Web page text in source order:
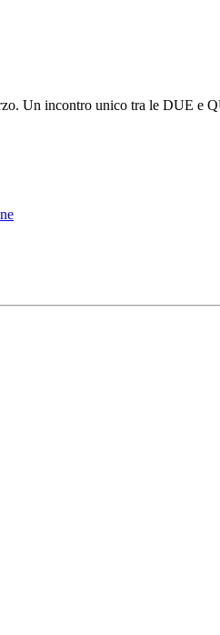
Un incontro unico tra le DUE e